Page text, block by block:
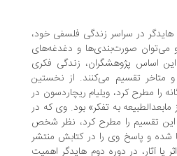
در سراسر زندگی فلسفی خود،
صورت‌بندی‌ها و دغدغه‌های
پژوهشگران، زندگی فکری
تقسیم می‌کنند. از نخستین
کرد، ویلیام ریچاردسون در
به تفکر» بود. وی که در
را مطرح کرد، نظر شخص
وی را در کتابش منتشر
در دوره دوم هایدگر اهمیت